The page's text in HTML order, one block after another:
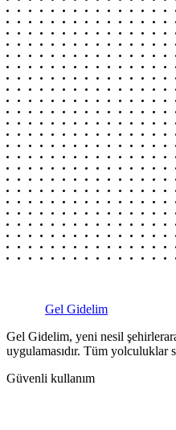
Gel Gidelim
Gel Gidelim, yeni nesil
uygulamasıdır. Tüm yolculuklar
Güvenli kullanım